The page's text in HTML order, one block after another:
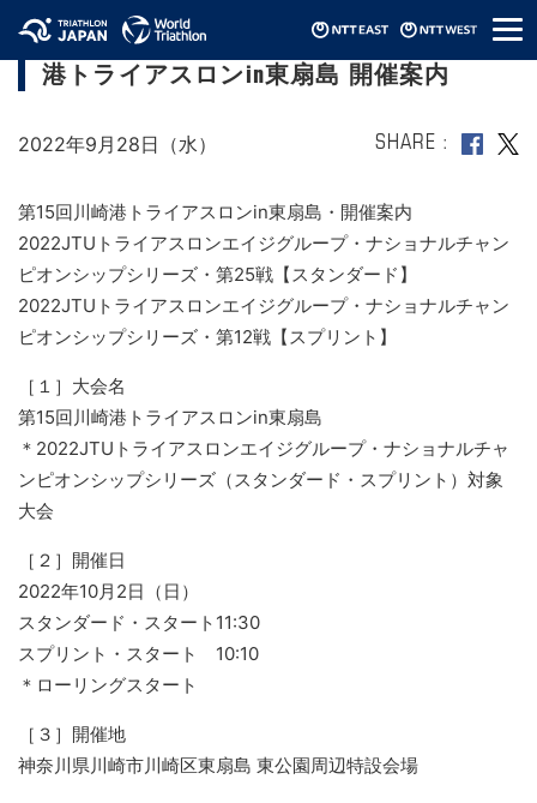
メ
ニ
【2022JTUエイジNCS SD/SP】第15回川崎
港トライアスロンin東扇島 開催案内
2022年9月28日（水） SHARE
第15回川崎港トライアスロンin東扇島・開催案内
2022JTUトライアスロンエイジグループ・ナショナルチャン
ピオンシップシリーズ・第25戦【スタンダード】
2022JTUトライアスロンエイジグループ・ナショナルチャン
ピオンシップシリーズ・第12戦【スプリント】
［１］大会名
第15回川崎港トライアスロンin東扇島
＊2022JTUトライアスロンエイジグループ・ナショナルチャ
ンピオンシップシリーズ（スタンダード・スプリント）対象
大会
［２］開催日
2022年10月2日（日）
スタンダード・スタート11:30
スプリント・スタート 10:10
＊ローリングスタート
［３］開催地
神奈川県川崎市川崎区東扇島 東公園周辺特設会場